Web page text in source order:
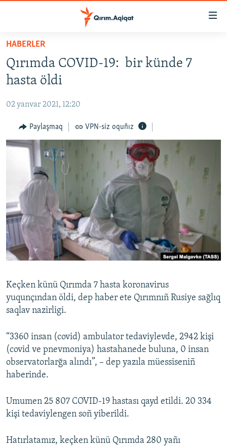
Esas
qaytmaq
Baş
qaytmaq
qaytmaq
HABERLER
SİYASET
CEMİYET
MEDENİYET
İNSAN AQLARI
VİDEO
SÜRET
BLOGLAR
FİKİR
Русский
Українською
QOŞULIÑIZ!
RFE/RS bütün saytları
HABERLER
Qırımda COVID-19: bir künde 7
hasta öldi
02 yanvar 2021, 12:20
Paylaşmaq VPN-siz oquñız
Keçken künü Qırımda 7 hasta koronavirus
yuqunçından öldi, dep haber ete Qırımnıñ Rusiye sağlıq
saqlav nazirligi.
“3360 insan (covid) ambulator tedaviylevde, 2942 kişi
(covid ve pnevmoniya) hastahanede buluna, 0 insan
observatorlarğa alındı”, – dep yazıla müessiseniñ
haberinde.
Umumen 25 807 COVID-19 hastası qayd etildi. 20 334
kişi tedaviylengen soñ yiberildi.
Hatırlatamız, keçken künü Qırımda 280 yañı